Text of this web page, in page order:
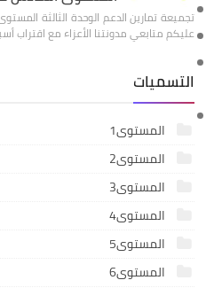
تجميعة تمارين الدعم الوحدة الثالثة
عليكم متابعي مدونتنا الأعزاء مع اقتراب
التسميات
المستوى1
المستوى2
المستوى3
المستوى4
المستوى5
المستوى6